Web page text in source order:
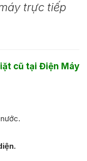
trực tiếp
cũ tại Điện Máy